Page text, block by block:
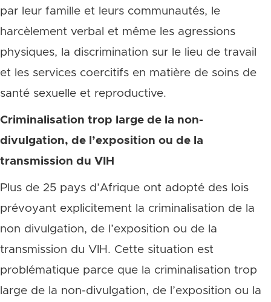
par leur famille et leurs communautés, le
harcèlement verbal et même les agressions
physiques, la discrimination sur le lieu de travail
et les services coercitifs en matière de soins de
santé sexuelle et reproductive.
Criminalisation trop large de la non-
divulgation, de l’exposition ou de la
transmission du VIH
Plus de 25 pays d’Afrique ont adopté des lois
prévoyant explicitement la criminalisation de la
non divulgation, de l’exposition ou de la
transmission du VIH. Cette situation est
problématique parce que la criminalisation trop
large de la non-divulgation, de l’exposition ou la